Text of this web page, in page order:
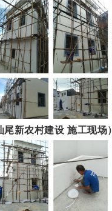
尾新农村建设 施工现场）